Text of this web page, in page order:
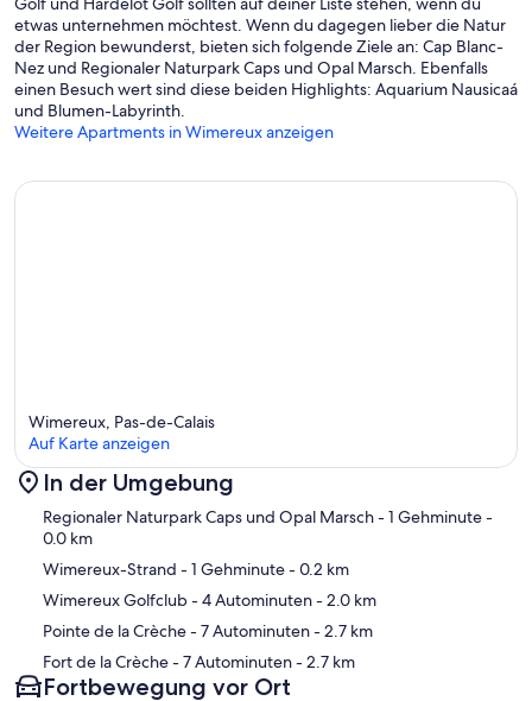
etwas unternehmen möchtest. Wenn du dagegen lieber die Natur
der Region bewunderst, bieten sich folgende Ziele an: Cap Blanc-
Nez und Regionaler Naturpark Caps und Opal Marsch. Ebenfalls
einen Besuch wert sind diese beiden Highlights: Aquarium Nausicaá
und Blumen-Labyrinth.
Weitere Apartments in Wimereux anzeigen
Karte
Wimereux, Pas-de-Calais
Auf Karte anzeigen
In der Umgebung
Regionaler Naturpark Caps und Opal Marsch- 1 Gehminute-
0.0 km
Wimereux-Strand - 1 Gehminute- 0.2 km
Wimereux Golfclub- 4 Autominuten- 2.0 km
Pointe de la Crèche- 7 Autominuten- 2.7 km
Fort de la Crèche- 7 Autominuten- 2.7 km
Fortbewegung vor Ort